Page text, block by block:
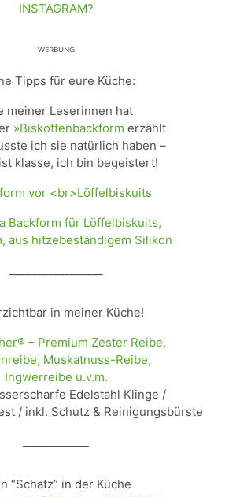
INSTAGRAM?
ᵂᴱᴿᴮᵁᴺᴳ
Tipps für eure Küche:
meiner Leserinnen hat
»Biskottenbackform erzählt
ich sie natürlich haben –
klasse, ich bin begeistert!
Backform für Löffelbiskuits,
aus hitzebeständigem Silikon
in meiner Küche!
– Premium Zester Reibe,
Muskatnuss-Reibe,
Ingwerreibe u.v.m.
Edelstahl Klinge /
/ inkl. Schụtz & Reinigungsbürste
“Schatz” in der Küche